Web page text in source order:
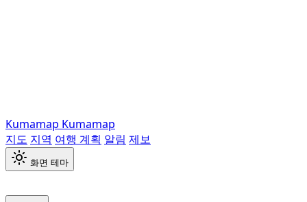
Kumamap Kumamap
지도 지역 여행 계획 알림 제보
화면 테마